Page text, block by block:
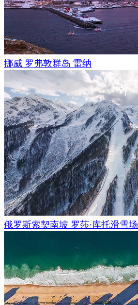
挪威 罗弗敦群岛 雷纳
俄罗斯索契南坡 罗莎·库托滑雪场